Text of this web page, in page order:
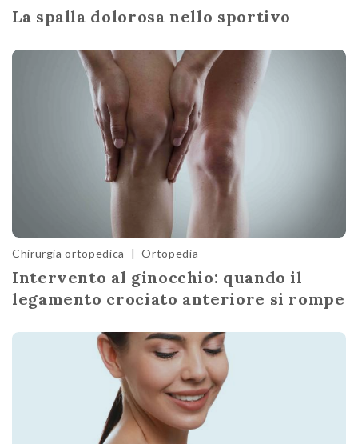
La spalla dolorosa nello sportivo
Chirurgia ortopedica | Ortopedia
Intervento al ginocchio: quando il
legamento crociato anteriore si rompe